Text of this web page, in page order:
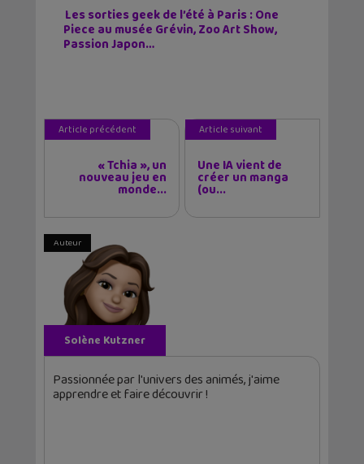
Les sorties geek de l’été à Paris : One
Piece au musée Grévin, Zoo Art Show,
Passion Japon…
Article précédent
« Tchia », un
nouveau jeu en
monde...
Article suivant
Une IA vient de
créer un manga
(ou...
Auteur
Solène Kutzner
Passionnée par l'univers des animés, j'aime
apprendre et faire découvrir !